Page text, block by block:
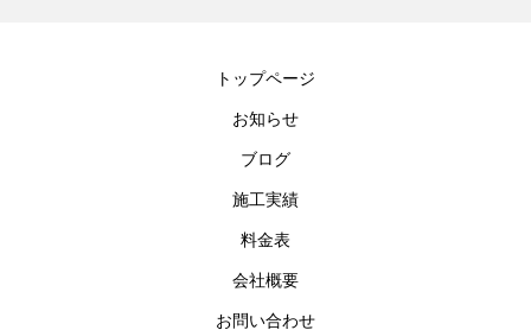
トップページ
お知らせ
ブログ
施工実績
料金表
会社概要
お問い合わせ